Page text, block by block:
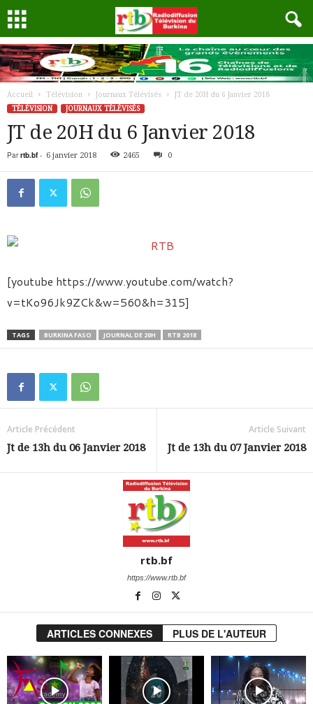
Accueil Télévision Journaux Télévisés
JT de 20H du 6 Janvier 2018
TÉLÉVISION
JOURNAUX TÉLÉVISÉS
JT de 20H du 6 Janvier 2018
Par rtb.bf- 6 janvier 2018 2465 0
[youtube https://www.youtube.com/watch?
v=tKo96Jk9ZCk&w=560&h=315]
TAGS BURKINA FASO JOURNAL DE 20H RTB 2018
Article Précédent
Jt de 13h du 06 Janvier 2018
Article Suivant
Jt de 13h du 07 Janvier 2018
rtb.bf
https://www.rtb.bf
ARTICLES CONNEXES PLUS DE L'AUTEUR